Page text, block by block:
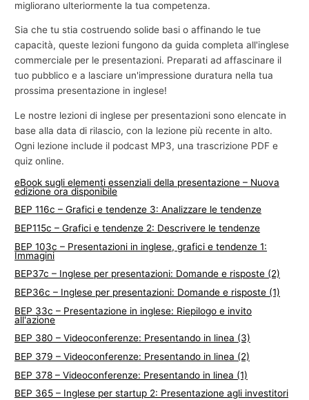
migliorano ulteriormente la tua competenza.
Sia che tu stia costruendo solide basi o affinando le tue
capacità, queste lezioni fungono da guida completa all'inglese
commerciale per le presentazioni. Preparati ad affascinare il
tuo pubblico e a lasciare un'impressione duratura nella tua
prossima presentazione in inglese!
Le nostre lezioni di inglese per presentazioni sono elencate in
base alla data di rilascio, con la lezione più recente in alto.
Ogni lezione include il podcast MP3, una trascrizione PDF e
quiz online.
eBook sugli elementi essenziali della presentazione – Nuova
edizione ora disponibile
BEP 116c – Grafici e tendenze 3: Analizzare le tendenze
BEP115c – Grafici e tendenze 2: Descrivere le tendenze
BEP 103c – Presentazioni in inglese, grafici e tendenze 1:
Immagini
BEP37c – Inglese per presentazioni: Domande e risposte (2)
BEP36c – Inglese per presentazioni: Domande e risposte (1)
BEP 33c – Presentazione in inglese: Riepilogo e invito
all'azione
BEP 380 – Videoconferenze: Presentando in linea (3)
BEP 379 – Videoconferenze: Presentando in linea (2)
BEP 378 – Videoconferenze: Presentando in linea (1)
BEP 365 – Inglese per startup 2: Presentazione agli investitori